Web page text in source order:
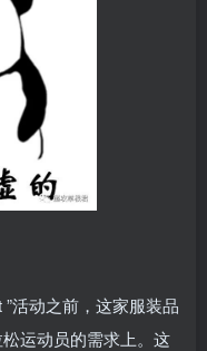
活动之前，这家服装品
运动员的需求上。这